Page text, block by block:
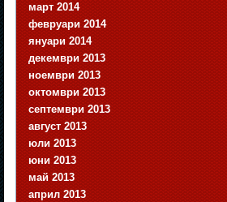
март 2014
февруари 2014
януари 2014
декември 2013
ноември 2013
октомври 2013
септември 2013
август 2013
юли 2013
юни 2013
май 2013
април 2013